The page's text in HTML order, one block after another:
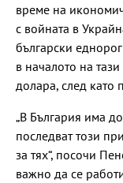
време на
с войната в
български
в началото на
долара, след като
„В България има
последват този
за тях“, посочи
важно да се